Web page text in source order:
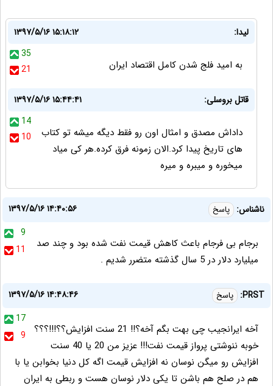
لیدا:
۱۳۹۷/۵/۱۶ ۱۵:۱۸:۱۲
35
21
به امید فلج شدن کامل اقتصاد ایران
قاتل بروسلی:
۱۳۹۷/۵/۱۶ ۱۵:۴۴:۴۱
14
10
داداش مصدق و امثال اون رو فقط دیگه میشه تو کتاب
های تاریخ پیدا کرد.الان زمونه فرق کرده.هر کی میاد
میخوره و میبره و میره
ناشناس: پاسخ
۱۳۹۷/۵/۱۶ ۱۴:۴۰:۵۶
9
11
برجام بی فرجام باعث کاهش قیمت نفت شده بود و چند صد
میلیارد دلار در 5 سال گذشته متضرر شدیم .
PRST: پاسخ
۱۳۹۷/۵/۱۶ ۱۴:۴۸:۴۶
17
9
آخه ایرانجیب چی بهت بگم آخه؟!! 21 سنت افزایش؟؟!!!؟؟؟
خوبه ننوشتی پرواز قیمت نفت!!! عزیز من 20 یا 40 سنت
افزایش رو میگن نوسان نه افزایش قیمت اگه کل دنیا بخوابن یا با
هم در صلح هم باشن تا یکی دلار نوسان هست و ربطی به ایران